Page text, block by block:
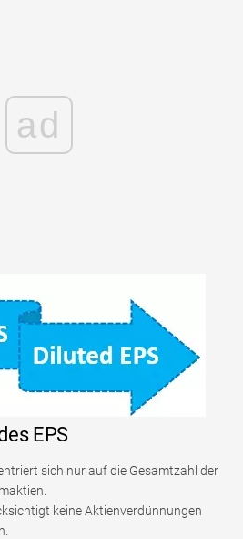
ad
EPS
sich nur auf die Gesamtzahl der
keine Aktienverdünnungen